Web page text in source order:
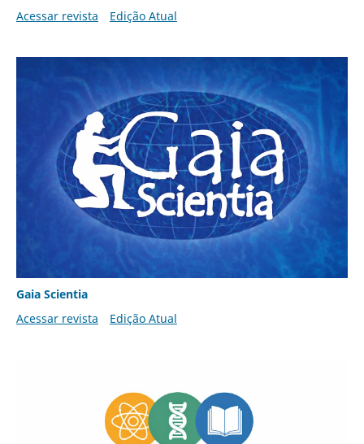
Acessar revista
Edição Atual
Gaia Scientia
Acessar revista
Edição Atual